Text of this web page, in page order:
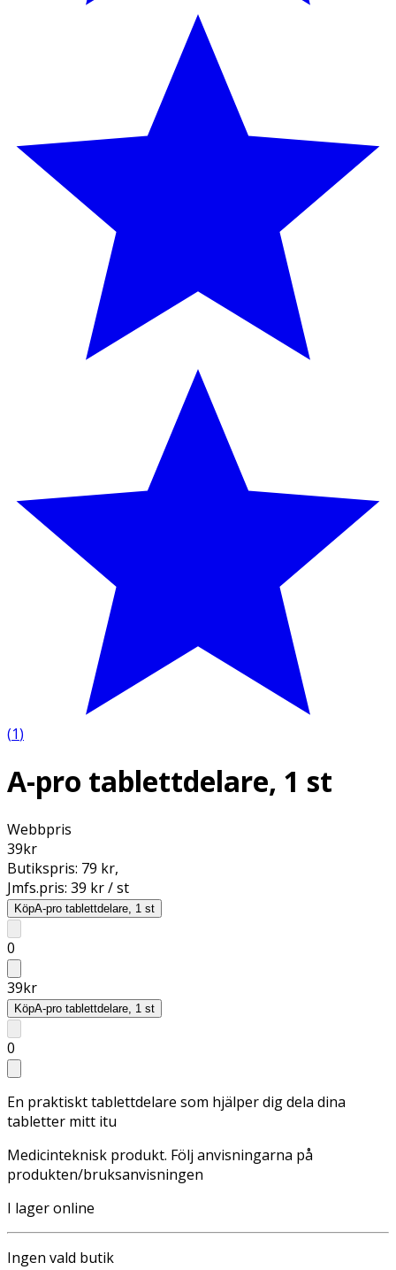
(1)
A-pro tablettdelare, 1 st
Webbpris
39kr
Butikspris: 79 kr,
Jmfs.pris: 39 kr / st
KöpA-pro tablettdelare, 1 st
0
39kr
KöpA-pro tablettdelare, 1 st
0
En praktiskt tablettdelare som hjälper dig dela dina
tabletter mitt itu
Medicinteknisk produkt. Följ anvisningarna på
produkten/bruksanvisningen
I lager online
Ingen vald butik